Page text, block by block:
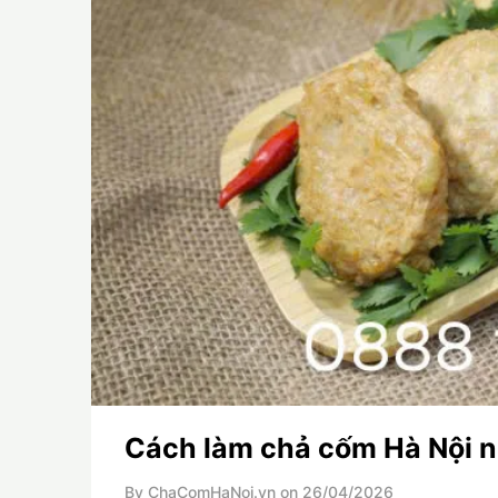
Cách làm chả cốm Hà Nội
By ChaComHaNoi.vn on 26/04/2026